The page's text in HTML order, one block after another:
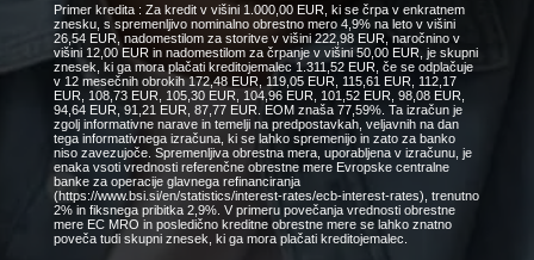
Primer kredita : Za kredit v višini 1.000,00 EUR, ki se črpa v enkratnem
znesku, s spremenljivo nominalno obrestno mero 4,9% na leto v višini
26,54 EUR, nadomestilom za storitve v višini 222,98 EUR, naročnino v
višini 12,00 EUR in nadomestilom za črpanje v višini 50,00 EUR, je skupni
znesek, ki ga mora plačati kreditojemalec 1.311,52 EUR, če se odplačuje
v 12 mesečnih obrokih 172,48 EUR, 119,05 EUR, 115,61 EUR, 112,17
EUR, 108,73 EUR, 105,30 EUR, 104,96 EUR, 101,52 EUR, 98,08 EUR,
94,64 EUR, 91,21 EUR, 87,77 EUR. EOM znaša 77,59%. Ta izračun je
zgolj informativne narave in temelji na predpostavkah, veljavnih na dan
tega informativnega izračuna, ki se lahko spremenijo in zato za banko
niso zavezujoče. Spremenljiva obrestna mera, uporabljena v izračunu, je
enaka vsoti vrednosti referenčne obrestne mere Evropske centralne
banke za operacije glavnega refinanciranja
(https://www.bsi.si/en/statistics/interest-rates/ecb-interest-rates), trenutno
2% in fiksnega pribitka 2,9%. V primeru povečanja vrednosti obrestne
mere EC MRO in posledično kreditne obrestne mere se lahko znatno
poveča tudi skupni znesek, ki ga mora plačati kreditojemalec.